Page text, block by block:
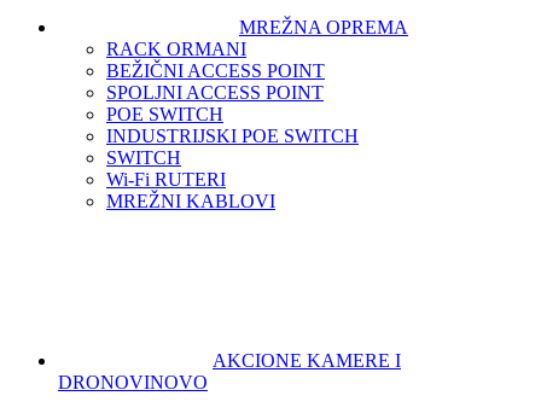
MREŽNA OPREMA
RACK ORMANI
BEŽIČNI ACCESS POINT
SPOLJNI ACCESS POINT
POE SWITCH
INDUSTRIJSKI POE SWITCH
SWITCH
Wi-Fi RUTERI
MREŽNI KABLOVI
AKCIONE KAMERE I
DRONOVINOVO